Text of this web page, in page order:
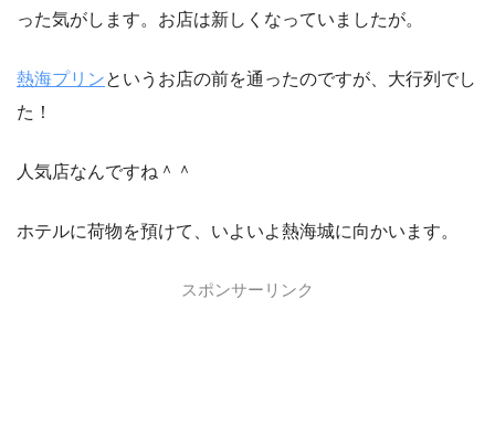
った気がします。お店は新しくなっていましたが。
熱海プリンというお店の前を通ったのですが、大行列でし
た！
人気店なんですね＾＾
ホテルに荷物を預けて、いよいよ熱海城に向かいます。
スポンサーリンク